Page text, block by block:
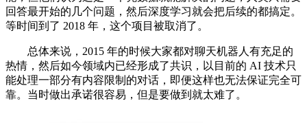
回答最开始的几个问题，然后深度学习就会把后续的都搞定。
等时间到了 2018 年，这个项目被取消了。
总体来说，2015 年的时候大家都对聊天机器人有充足的
热情，然后如今领域内已经形成了共识，以目前的 AI 技术只
能处理一部分有内容限制的对话，即便这样也无法保证完全可
靠。当时做出承诺很容易，但是要做到就太难了。